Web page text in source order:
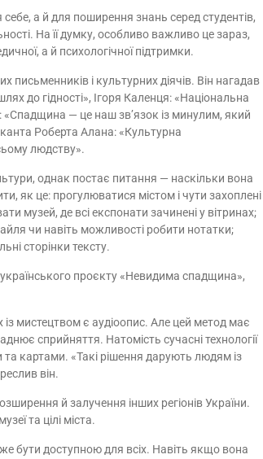
а й для поширення знань серед студентів,
На її думку, особливо важливо це зараз,
а й психологічної підтримки.
і культурних діячів. Він нагадав
до гідності», Ігоря Каленця: «Національна
— це наш зв’язок із минулим, який
Роберта Алана: «Культурна
людству».
однак постає питання — наскільки вона
як це: прогулюватися містом і чути захоплені
музей, де всі експонати зачинені у вітринах;
чи навіть можливості робити нотатки;
сторінки тексту.
проєкту «Невидима спадщина»,
мистецтвом є аудіоопис. Але цей метод має
сприйняття. Натомість сучасні технології
картами. «Такі рішення дарують людям із
він.
й залучення інших регіонів України.
та цілі міста.
бути доступною для всіх. Навіть якщо вона